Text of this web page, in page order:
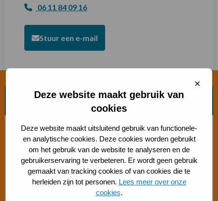
Deze website maakt gebruik van
cookies
Deze website maakt uitsluitend gebruik van functionele-
en analytische cookies. Deze cookies worden gebruikt
om het gebruik van de website te analyseren en de
gebruikerservaring te verbeteren. Er wordt geen gebruik
gemaakt van tracking cookies of van cookies die te
herleiden zijn tot personen. Lees meer over onze
cookies.
Sluit
06 11 84 09 16
Stuur een e-mail
Zoek beweegvorm
Bosch beweegaanbod
Sporten met beperking
Beweegaanbod 50+